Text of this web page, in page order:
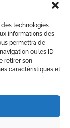
des technologies
informations des
permettra de
ou les ID
retirer son
caractéristiques et